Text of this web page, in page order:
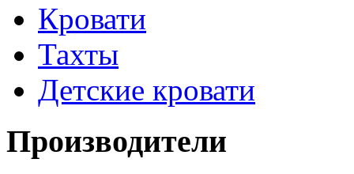
Кровати
Тахты
Детские кровати
Производители